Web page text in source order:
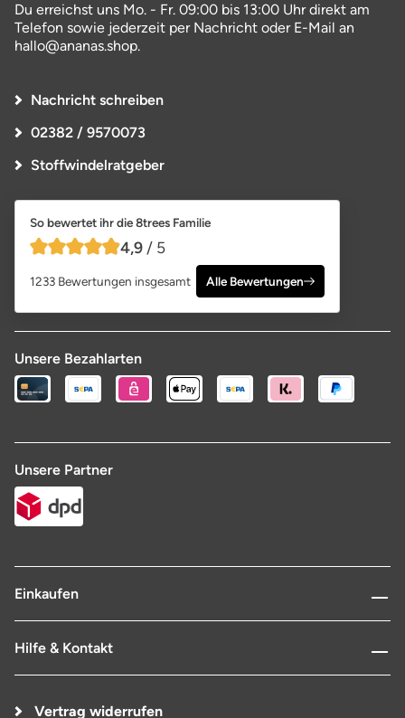
Du erreichst uns Mo. - Fr. 09:00 bis 13:00 Uhr direkt am
Telefon sowie jederzeit per Nachricht oder E-Mail an
hallo@ananas.shop.
Nachricht schreiben
02382 / 9570073
Stoffwindelratgeber
So bewertet ihr die 8trees Familie
4,9 von 5 Sternen
4,9 / 5
1233 Bewertungen insgesamt Alle Bewertungen
Unsere Bezahlarten
Unsere Partner
Einkaufen
Hilfe & Kontakt
Vertrag widerrufen